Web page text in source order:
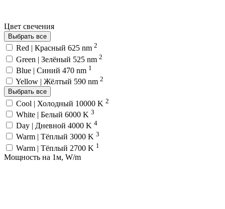
Цвет свечения
Выбрать все
Red | Красный 625 nm 2
Green | Зелёный 525 nm 2
Blue | Синий 470 nm 1
Yellow | Жёлтый 590 nm 2
Выбрать все
Cool | Холодный 10000 K 2
White | Белый 6000 K 3
Day | Дневной 4000 K 4
Warm | Тёплый 3000 K 3
Warm | Тёплый 2700 K 1
Мощность на 1м, W/m